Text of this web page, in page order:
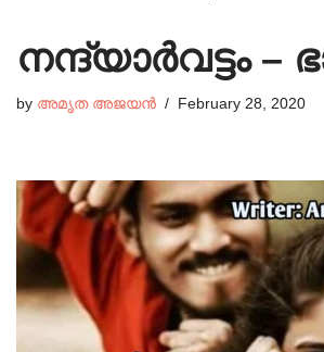
നന്ദ്യാർവട്ടം –
by അമൃത അജയൻ February 28, 2020